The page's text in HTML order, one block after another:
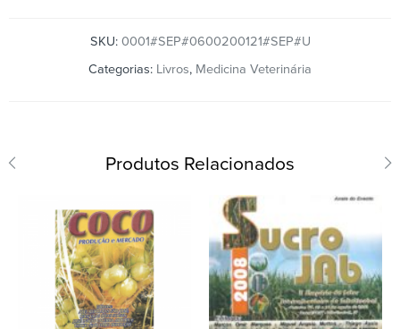
SKU: 0001#SEP#0600200121#SEP#U
Categorias: Livros, Medicina Veterinária
Produtos Relacionados